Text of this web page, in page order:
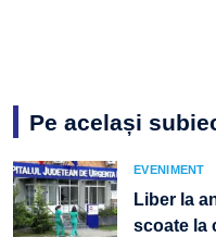
Pe același
EVENIMENT
Liber la
scoate la